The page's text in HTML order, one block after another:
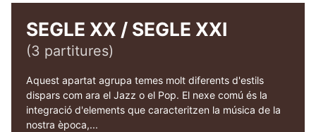
SEGLE XX / SEGLE XXI
(3 partitures)
Aquest apartat agrupa temes molt diferents d'estils
dispars com ara el Jazz o el Pop. El nexe comú és la
integració d'elements que caracteritzen la música de la
nostra època,...